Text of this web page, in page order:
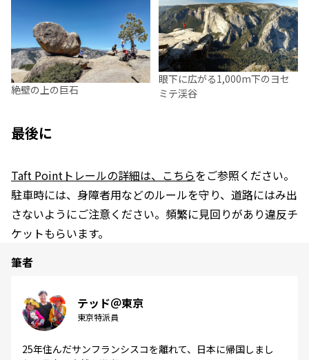
絶壁の上の巨石
眼下に広がる1,000m下のヨセ
ミテ渓谷
最後に
Taft Pointトレールの詳細は、こちらをご参照ください。
駐車時には、身障者用などのルールを守り、道路にはみ出
さないようにご注意ください。頻繁に見回りがあり違反チ
ケットもらいます。
筆者
テッド＠東京
東京特派員
25年住んだサンフランシスコを離れて、日本に帰国しまし